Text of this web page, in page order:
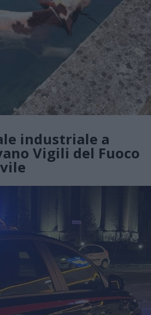
industriale a
Vigili del Fuoco